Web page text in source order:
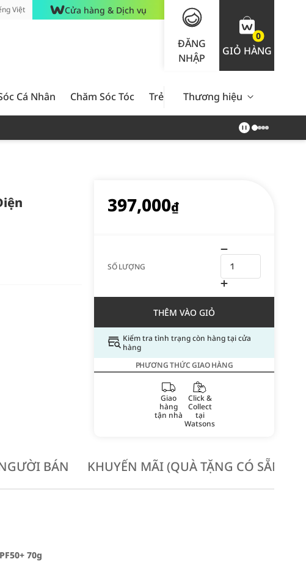
Việt Cửa hàng & Dịch vụ
ĐĂNG
NHẬP
0
GIỎ HÀNG
Cá Nhân Chăm Sóc Tóc Trẻ Em Nam Giới Chăm Sóc
Thương hiệu
397,000₫
SỐ LƯỢNG
THÊM VÀO GIỎ
Kiểm tra tình trạng còn hàng tại cửa
hàng
PHƯƠNG THỨC GIAO HÀNG
Giao
hàng
tận nhà
Click &
Collect
tại
Watsons
BÁN KHUYẾN MÃI (QUÀ TẶNG CÓ SẴN
70g